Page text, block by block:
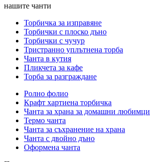
нашите чанти
Торбичка за изправяне
Торбички с плоско дъно
Торбички с чучур
Тристранно уплътнена торба
Чанта в кутия
Пликчета за кафе
Торба за разграждане
Ролно фолио
Крафт хартиена торбичка
Чанта за храна за домашни любимци
Термо чанта
Чанта за съхранение на храна
Чанта с двойно дъно
Оформена чанта